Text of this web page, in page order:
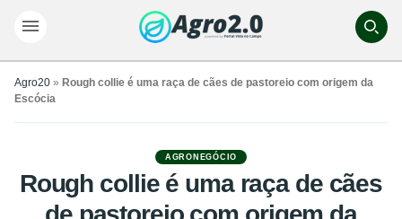
Agro20 » Rough collie é uma raça de cães de pastoreio com origem da
Escócia
AGRONEGÓCIO
Rough collie é uma raça de cães